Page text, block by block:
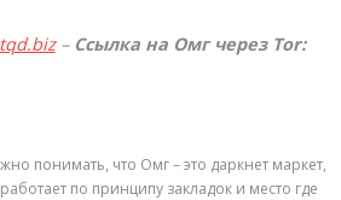
– Ссылка на Омг через Tor:
понимать, что Омг – это даркнет маркет,
по принципу закладок и место где